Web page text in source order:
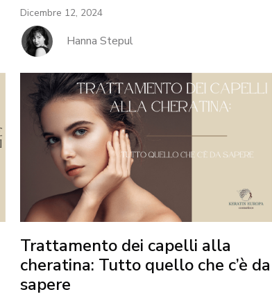
Dicembre 12, 2024
Hanna Stepul
Trattamento dei capelli alla
cheratina: Tutto quello che c’è da
sapere